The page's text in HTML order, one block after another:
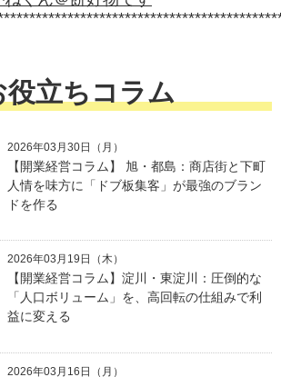
役立ちコラム
2026年03月30日（月）
【開業経営コラム】 旭・都島：商店街と下町
人情を味方に「ドブ板集客」が最強のブラン
ドを作る
2026年03月19日（木）
【開業経営コラム】淀川・東淀川：圧倒的な
「人口ボリューム」を、高回転の仕組みで利
益に変える
2026年03月16日（月）